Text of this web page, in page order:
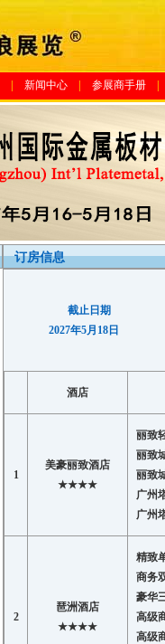
新闻中心 参展商手册|
订房信息
截止日期
2027年5月18日
酒店
1
美豪丽致酒店
★★★★
丽致
丽致
丽致
广州
广州
2
琶洲酒店
★★★★
精致
商务
豪华
高级
高级